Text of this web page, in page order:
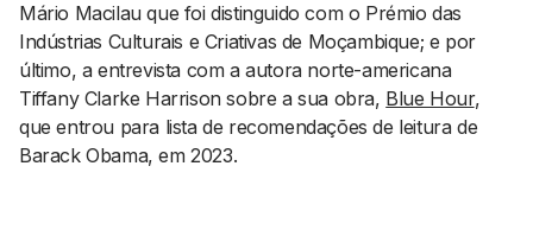
Pesquisar
Mário Macilau que foi distinguido com o Prémio das
Indústrias Culturais e Criativas de Moçambique; e por
último, a entrevista com a autora norte-americana
Tiffany Clarke Harrison sobre a sua obra, Blue Hour,
que entrou para lista de recomendações de leitura de
Barack Obama, em 2023.